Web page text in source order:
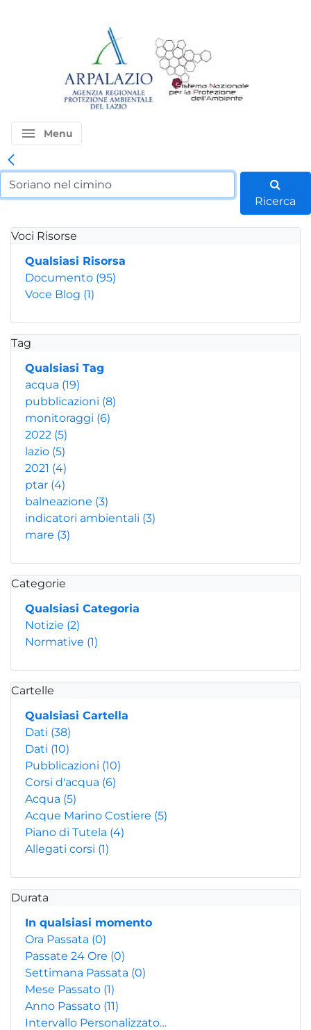
menu Menu
Ricerca
Voci Risorse
Qualsiasi Risorsa
Documento (95)
Voce Blog (1)
Tag
Qualsiasi Tag
acqua (19)
pubblicazioni (8)
monitoraggi (6)
2022 (5)
lazio (5)
2021 (4)
ptar (4)
balneazione (3)
indicatori ambientali (3)
mare (3)
Categorie
Qualsiasi Categoria
Notizie (2)
Normative (1)
Cartelle
Qualsiasi Cartella
Dati (38)
Dati (10)
Pubblicazioni (10)
Corsi d'acqua (6)
Acqua (5)
Acque Marino Costiere (5)
Piano di Tutela (4)
Allegati corsi (1)
Durata
In qualsiasi momento
Ora Passata (0)
Passate 24 Ore (0)
Settimana Passata (0)
Mese Passato (1)
Anno Passato (11)
Intervallo Personalizzato…